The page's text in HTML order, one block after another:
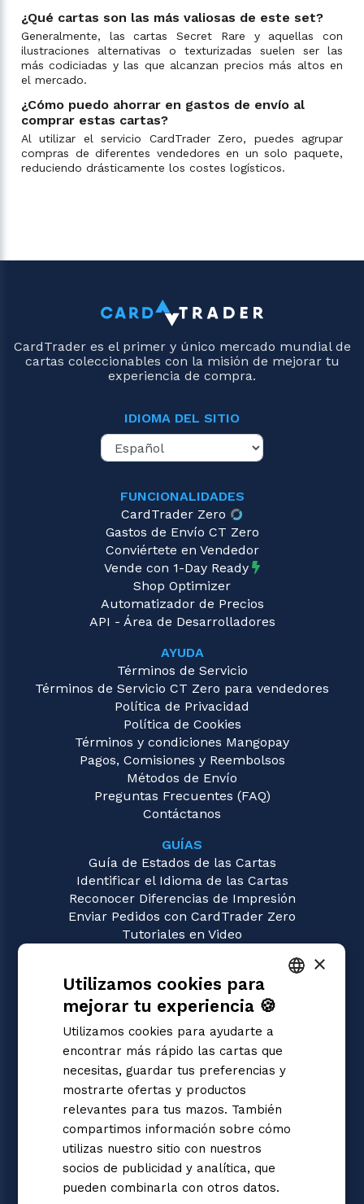
¿Qué cartas son las más valiosas de este set?
Generalmente, las cartas Secret Rare y aquellas con
ilustraciones alternativas o texturizadas suelen ser las
más codiciadas y las que alcanzan precios más altos en
el mercado.
¿Cómo puedo ahorrar en gastos de envío al
comprar estas cartas?
Al utilizar el servicio CardTrader Zero, puedes agrupar
compras de diferentes vendedores en un solo paquete,
reduciendo drásticamente los costes logísticos.
CardTrader es el primer y único mercado mundial de
cartas coleccionables con la misión de mejorar tu
experiencia de compra.
IDIOMA DEL SITIO
FUNCIONALIDADES
CardTrader Zero
Gastos de Envío CT Zero
Conviértete en Vendedor
Vende con 1-Day Ready
Shop Optimizer
Automatizador de Precios
API - Área de Desarrolladores
AYUDA
Términos de Servicio
Términos de Servicio CT Zero para vendedores
Política de Privacidad
Política de Cookies
Términos y condiciones Mangopay
Pagos, Comisiones y Reembolsos
Métodos de Envío
Preguntas Frecuentes (FAQ)
Contáctanos
GUÍAS
Guía de Estados de las Cartas
Identificar el Idioma de las Cartas
Reconocer Diferencias de Impresión
Enviar Pedidos con CardTrader Zero
Tutoriales en Video
Digimon
Magic: the Gathering
Pokémon
Yu-Gi-Oh!
Flesh and Blood
One Piece
Dragon Ball Super
Cardfight!! Vanguard
Disney Lorcana
Star Wars Unlimited
Union Arena
Riftbound | League of Legends
ITALIAN
×
Utilizamos cookies para
mejorar tu experiencia 🍪
Utilizamos cookies para ayudarte a
encontrar más rápido las cartas que
necesitas, guardar tus preferencias y
mostrarte ofertas y productos
relevantes para tus mazos. También
compartimos información sobre cómo
utilizas nuestro sitio con nuestros
socios de publicidad y analítica, que
pueden combinarla con otros datos.